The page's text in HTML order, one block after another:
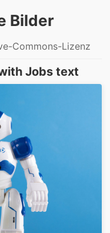
Bilder
Commons-Lizenz
Jobs text